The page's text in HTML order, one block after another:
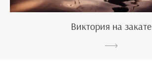
Виктория на закате